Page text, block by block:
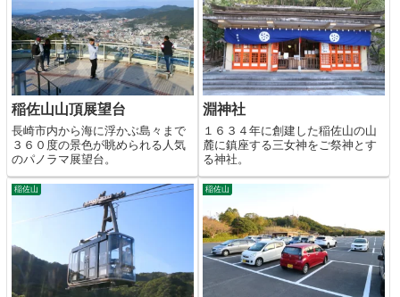
稲佐山山頂展望台
長崎市内から海に浮かぶ島々まで
３６０度の景色が眺められる人気
のパノラマ展望台。
淵神社
１６３４年に創建した稲佐山の山
麓に鎮座する三女神をご祭神とす
る神社。
稲佐山 稲佐山